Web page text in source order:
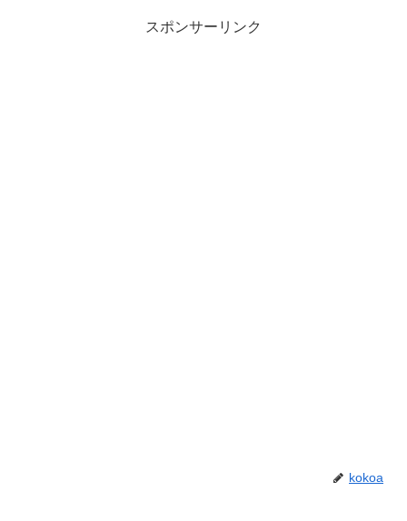
スポンサーリンク
kokoa